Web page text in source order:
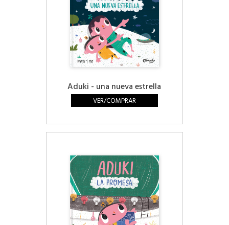
Aduki - una nueva estrella
VER/COMPRAR